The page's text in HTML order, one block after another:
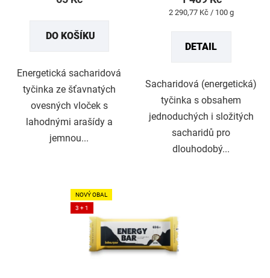
DO KOŠÍKU
Energetická sacharidová
tyčinka ze šťavnatých
ovesných vloček s
lahodnými arašídy a
jemnou...
5
hvězdiček.
Měrná
2 290,77 Kč / 100 g
DETAIL
Sacharidová (energetická)
tyčinka s obsahem
jednoduchých i složitých
sacharidů pro
dlouhodobý...
NOVÝ OBAL
3 + 1